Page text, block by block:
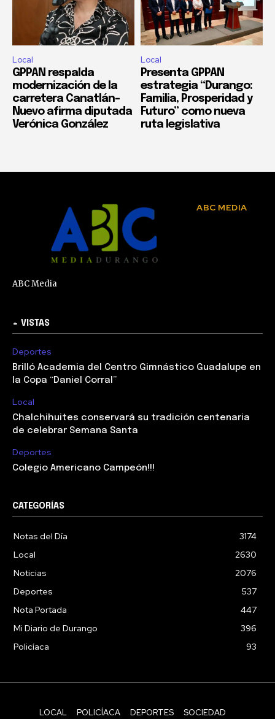
Local
GPPAN respalda
modernización de la
carretera Canatlán–
Nuevo afirma diputada
Verónica González
Local
Presenta GPPAN
estrategia “Durango:
Familia, Prosperidad y
Futuro” como nueva
ruta legislativa
ABC MEDIA
ABC Media
+ VISTAS
Deportes
Brilló Academia del Centro Gimnástico Guadalupe en
la Copa “Daniel Corral”
Local
Chalchihuites conservará su tradición centenaria
de celebrar Semana Santa
Deportes
Colegio Americano Campeón!!!
CATEGORÍAS
Notas del Día
3174
Local
2630
Noticias
2076
Deportes
537
Nota Portada
447
Mi Diario de Durango
396
Policíaca
93
LOCAL POLICÍACA DEPORTES SOCIEDAD